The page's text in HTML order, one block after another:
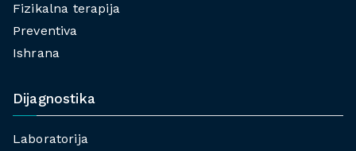
Fizikalna terapija
Preventiva
Ishrana
Dijagnostika
Laboratorija